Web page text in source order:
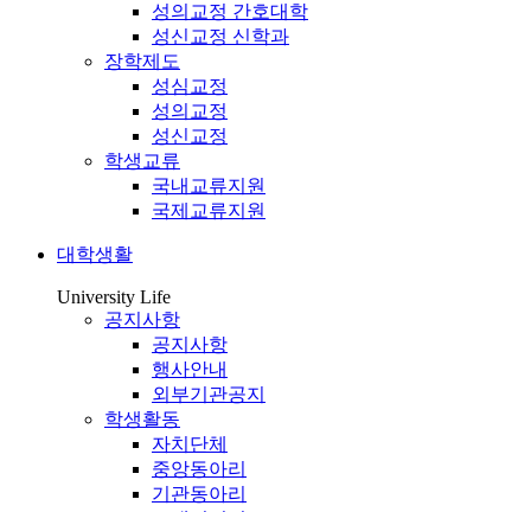
성의교정 간호대학
성신교정 신학과
장학제도
성심교정
성의교정
성신교정
학생교류
국내교류지원
국제교류지원
대학생활
University Life
공지사항
공지사항
행사안내
외부기관공지
학생활동
자치단체
중앙동아리
기관동아리